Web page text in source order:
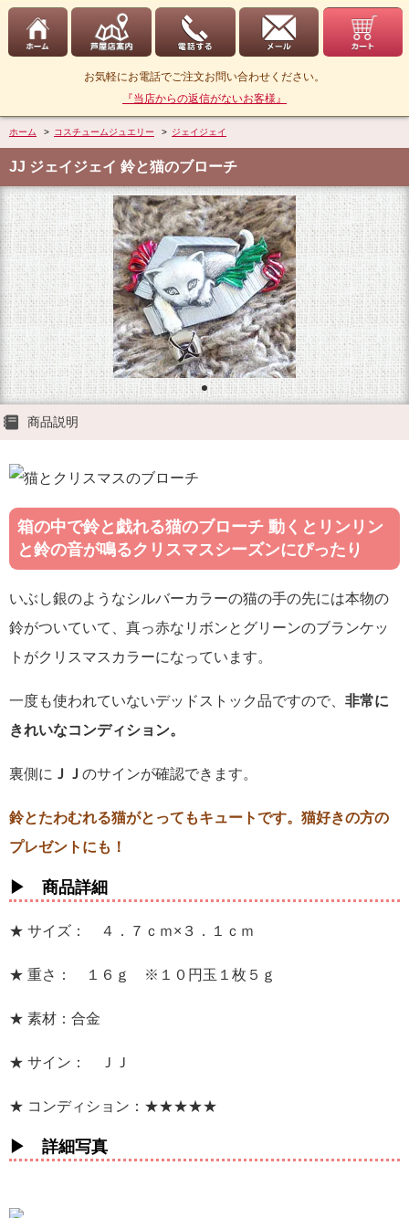
お気軽にお電話でご注文お問い合わせください。
『当店からの返信がないお客様』
ホーム > コスチュームジュエリー > ジェイジェイ
JJ ジェイジェイ 鈴と猫のブローチ
商品説明
箱の中で鈴と戯れる猫のブローチ 動くとリンリン
と鈴の音が鳴るクリスマスシーズンにぴったり
いぶし銀のようなシルバーカラーの猫の手の先には本物の
鈴がついていて、真っ赤なリボンとグリーンのブランケッ
トがクリスマスカラーになっています。
一度も使われていないデッドストック品ですので、 非常に
きれいなコンディション。
裏側に ＪＪ のサインが確認できます。
鈴とたわむれる猫がとってもキュートです。猫好きの方の
プレゼントにも！
▶ 商品詳細
★ サイズ： ４．７ｃｍ×３．１ｃｍ
★ 重さ： １６ｇ ※１０円玉１枚５ｇ
★ 素材：合金
★ サイン： ＪＪ
★ コンディション：★★★★★
▶ 詳細写真